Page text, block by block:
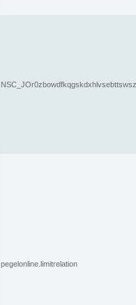
pegelonline.limitrelation